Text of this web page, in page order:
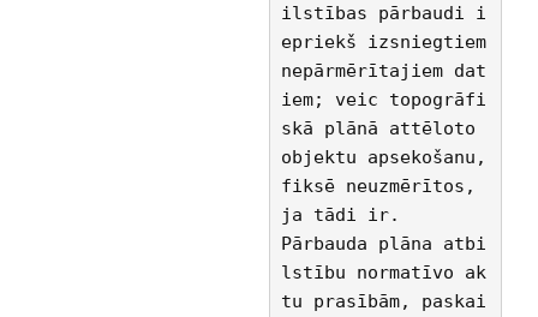
ilstības pārbaudi i
epriekš izsniegtiem
nepārmērītajiem dat
iem; veic topogrāfi
skā plānā attēloto
objektu apsekošanu,
fiksē neuzmērītos,
ja tādi ir.
Pārbauda plāna atbi
lstību normatīvo ak
tu prasībām, paskai